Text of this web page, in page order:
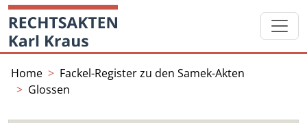
Skip
content
Startseite
Home
Fackel-Register zu den Samek-Akten
Glossen